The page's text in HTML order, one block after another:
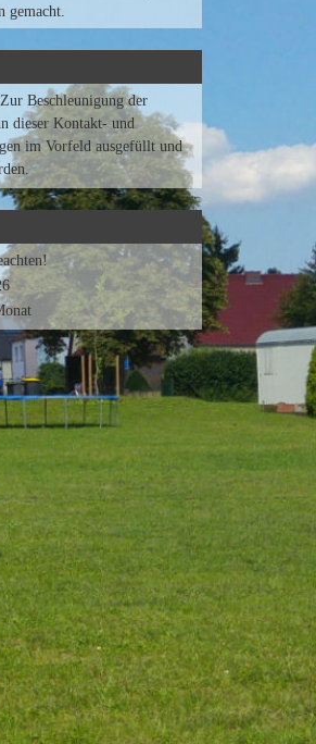
gemacht.
Beschleunigung der
dieser Kontakt- und
im Vorfeld ausgefüllt und